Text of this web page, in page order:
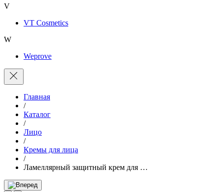
V
VT Cosmetics
W
Weprove
Главная
/
Каталог
/
Лицо
/
Кремы для лица
/
Ламеллярный защитный крем для …